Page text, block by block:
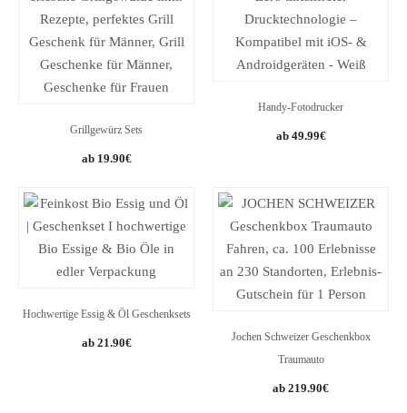
Grillgewürz Sets
Original
was:
19.90€Current
is:
Handy-Fotodrucker
49.99€
Hochwertige Essig & Öl Geschenksets
21.90€
Jochen Schweizer Geschenkbox
Traumauto
219.90€